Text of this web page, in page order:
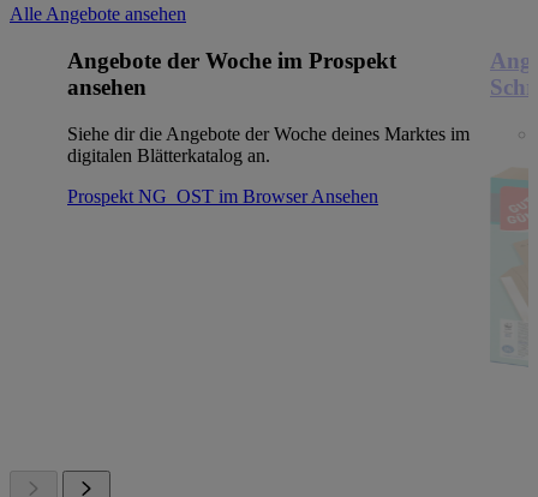
Alle Angebote ansehen
Angebote der Woche im Prospekt
ansehen
Siehe dir die Angebote der Woche deines Marktes im
digitalen Blätterkatalog an.
Prospekt NG_OST im BrowserAnsehen